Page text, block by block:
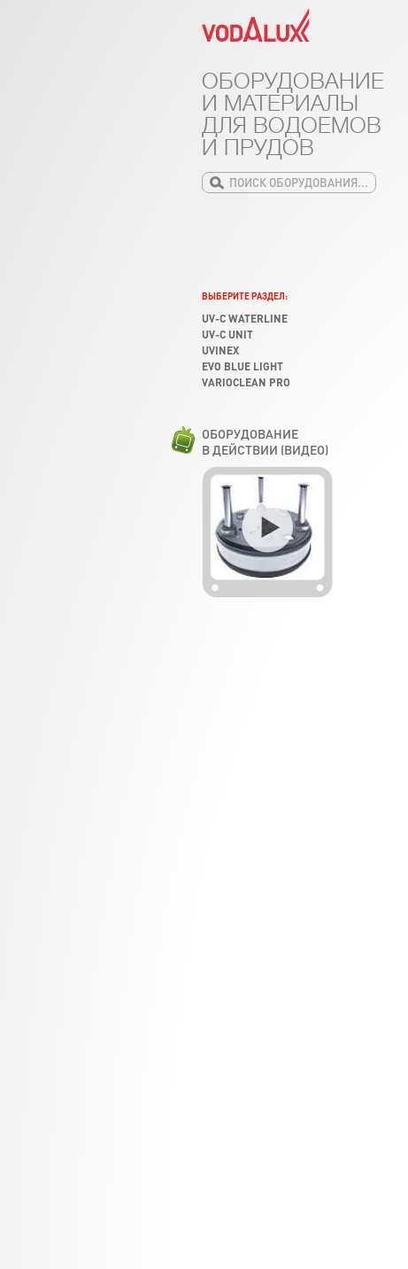
ОБОРУДОВАНИЕ
И МАТЕРИАЛЫ
ДЛЯ ВОДОЕМОВ
И ПРУДОВ
ВЫБЕРИТЕ РАЗДЕЛ:
UV-C WATERLINE
UV-C UNIT
UVINEX
EVO BLUE LIGHT
VARIOCLEAN PRO
ОБОРУДОВАНИЕ
В ДЕЙСТВИИ (ВИДЕО)